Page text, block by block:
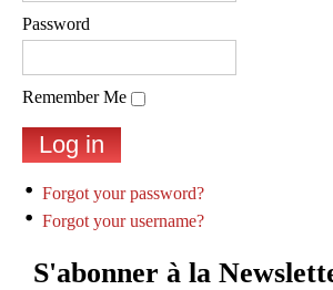
Password
Remember Me
Forgot your password?
Forgot your username?
S'abonner à la